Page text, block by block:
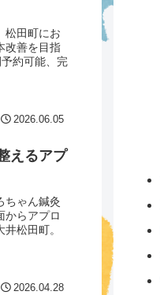
松田町にお
改善を目指
約可能、完
2026.06.05
えるアプ
ちゃん鍼灸
からアプロ
松田町。
2026.04.28